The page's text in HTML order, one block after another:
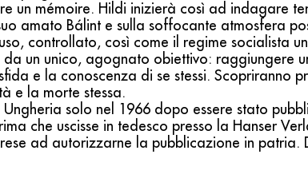
un mémoire. Hildi inizierà così ad indagare
amato Bálint e sulla soffocante atmosfera
controllato, così come il regime socialista
un unico, agognato obiettivo: raggiungere
e la conoscenza di se stessi. Scopriranno
e la morte stessa.
solo nel 1966 dopo essere stato
che uscisse in tedesco presso la Hanser
ad autorizzarne la pubblicazione in patria.